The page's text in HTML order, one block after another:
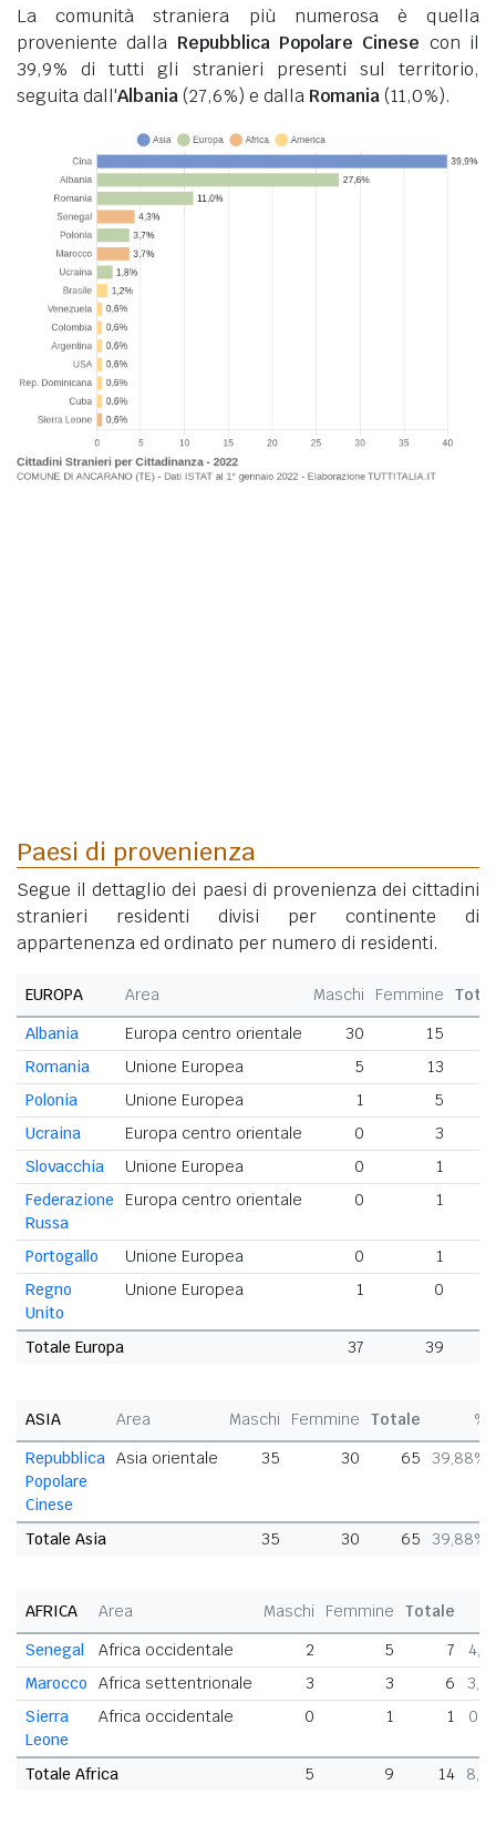
La comunità straniera più numerosa è quella
proveniente dalla Repubblica Popolare Cinese con il
39,9% di tutti gli stranieri presenti sul territorio,
seguita dall'Albania(27,6%) e dalla Romania(11,0%).
Paesi di provenienza
Segue il dettaglio dei paesi di provenienza dei cittadini
stranieri residenti divisi per continente di
appartenenza ed ordinato per numero di residenti.
EUROPA Area Maschi Femmine
Albania
Europa centro orientale 30 15
Romania
Unione Europea 5 13
Polonia
Unione Europea 1 5
Ucraina
Europa centro orientale 0
3
Slovacchia
Unione Europea 0
1
Federazione
Russa
Europa centro orientale 0 1
Portogallo Unione Europea 0
1
Regno
Unito
Unione Europea 1 0
Totale Europa 37 39
ASIA Area Maschi Femmine Totale
%
Repubblica
Popolare
Cinese
Asia orientale 35 30 65 39,88%
Totale Asia 35 30 65 39,88%
AFRICA Area Maschi Femmine
Totale
Senegal
Africa occidentale 2 5 7
Marocco
Africa settentrionale 3 3 6
Sierra
Leone
Africa occidentale 0 1 1
Totale Africa 5 9 14